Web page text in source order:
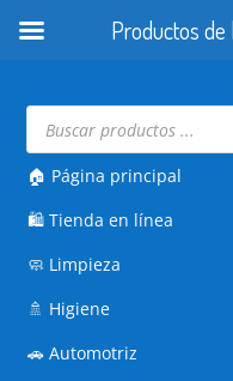
Búsqueda
productos
🏠 Página principal
🛍️Tienda en línea
🧼 Limpieza
🚿 Higiene
🚗Automotriz
Productos